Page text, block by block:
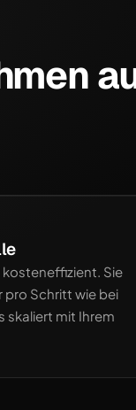
Sie
pro Schritt wie bei
skaliert mit Ihrem